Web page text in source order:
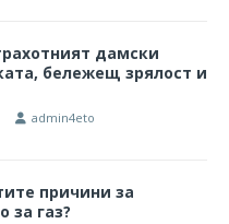
дамски
бележещ зрялост и
admin4eto
причини за
за газ?